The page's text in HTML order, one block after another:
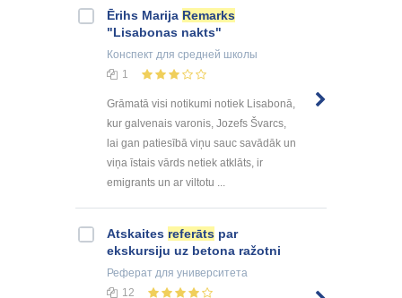
Ērihs Marija Remarks
"Lisabonas nakts"
Конспект для средней школы
1
Grāmatā visi notikumi notiek Lisabonā,
kur galvenais varonis, Jozefs Švarcs,
lai gan patiesībā viņu sauc savādāk un
viņa īstais vārds netiek atklāts, ir
emigrants un ar viltotu ...
Atskaites referāts par
ekskursiju uz betona ražotni
Реферат для университета
12